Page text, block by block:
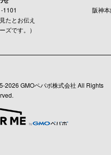
1101
たとお伝え
ズです。）
阪神
2026 GMOペパボ株式会社 All Rights